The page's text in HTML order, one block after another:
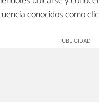
conocidos como